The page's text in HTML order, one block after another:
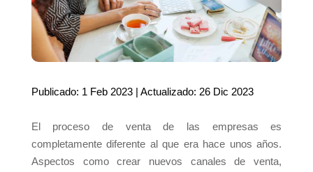
Publicado: 1 Feb 2023 | Actualizado: 26 Dic 2023
El proceso de venta de las empresas es
completamente diferente al que era hace unos años.
Aspectos como crear nuevos canales de venta,